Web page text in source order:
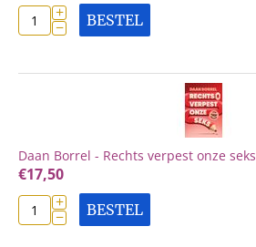
+
− BESTEL
Daan Borrel - Rechts verpest onze seks
€17,50
+
− BESTEL